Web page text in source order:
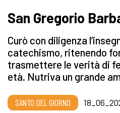
San Gregorio
Curò con diligenza
catechismo, ritenendo
trasmettere le verità di
età. Nutriva un grande
SANTO DEL GIORNO